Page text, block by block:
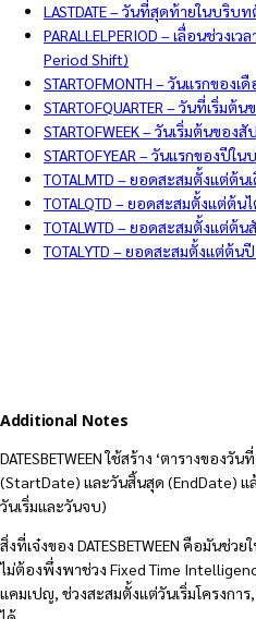
LASTDATE – วันที่สุดท้ายในบริบ
PARALLELPERIOD – เลื่อนช่วง
Period Shift)
STARTOFMONTH – วันแรกขอ
STARTOFQUARTER – วันที่เริ่ม
STARTOFWEEK – วันเริ่มต้นของ
STARTOFYEAR – วันแรกของปี
TOTALMTD – ยอดสะสมตั้งแต่ต้น
TOTALQTD – ยอดสะสมตั้งแต่ต้
TOTALWTD – ยอดสะสมตั้งแต่ต้น
TOTALYTD – ยอดสะสมตั้งแต่ต้น
Additional Notes
DATESBETWEEN ใช้สร้าง ‘ตารางของ
(StartDate) และวันสิ้นสุด (EndDate)
วันเริ่มและวันจบ)
สิ่งที่เจ๋งของ DATESBETWEEN คือมันช่
ไม่ต้องพึ่งพาช่วง Fixed Time
แคมเปญ, ช่วงสะสมตั้งแต่วันเริ่มโครงกา